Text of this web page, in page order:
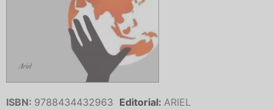
ISBN: 9788434432963 Editorial: ARIEL